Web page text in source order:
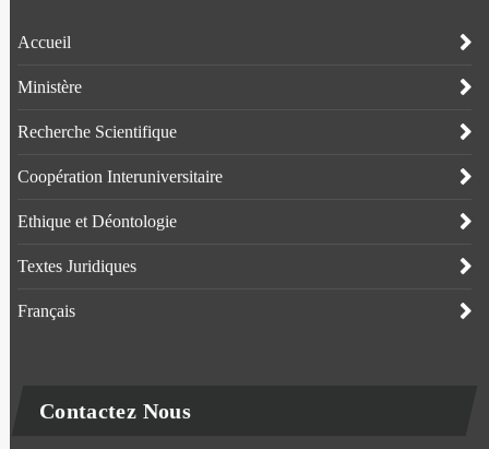
Accueil
Ministère
Recherche Scientifique
Coopération Interuniversitaire
Ethique et Déontologie
Textes Juridiques
Français
Contactez Nous